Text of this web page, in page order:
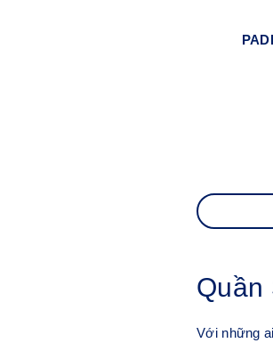
Quần
Với những